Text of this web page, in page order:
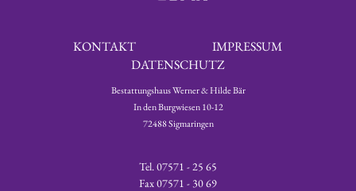
KONTAKT
IMPRESSUM
DATENSCHUTZ
Bestattungshaus Werner & Hilde Bär
In den Burgwiesen 10-12
72488 Sigmaringen
Tel. 07571 - 25 65
Fax 07571 - 30 69